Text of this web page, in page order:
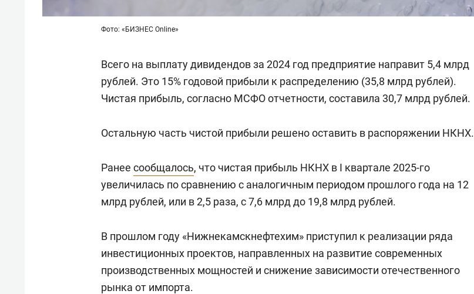
Фото: «БИЗНЕС Online»
Всего на выплату дивидендов за 2024 год предприятие направит 5,4 млрд
рублей. Это 15% годовой прибыли к распределению (35,8 млрд рублей).
Чистая прибыль, согласно МСФО отчетности, составила 30,7 млрд рублей.
Остальную часть чистой прибыли решено оставить в распоряжении НКНХ.
Ранее сообщалось, что чистая прибыль НКНХ в I квартале 2025-го
увеличилась по сравнению с аналогичным периодом прошлого года на 12
млрд рублей, или в 2,5 раза, с 7,6 млрд до 19,8 млрд рублей.
В прошлом году «Нижнекамскнефтехим» приступил к реализации ряда
инвестиционных проектов, направленных на развитие современных
производственных мощностей и снижение зависимости отечественного
рынка от импорта.